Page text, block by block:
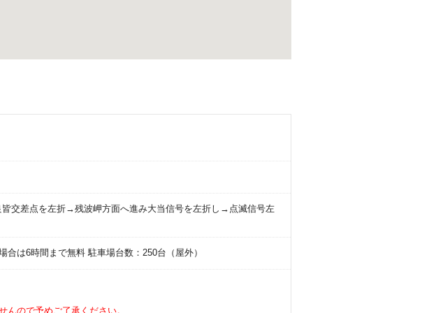
交差点を左折→残波岬方面へ進み大当信号を左折し→点滅信号左
は6時間まで無料 駐車場台数：250台（屋外）
ので予めご了承ください。